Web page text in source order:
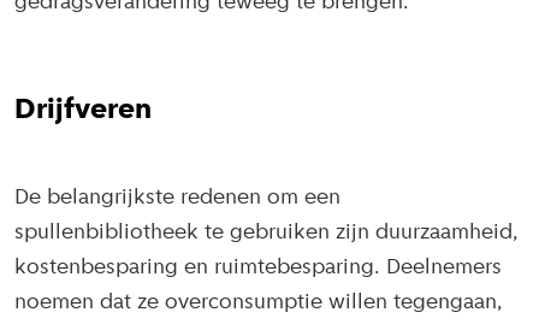
Drijfveren
De belangrijkste redenen om een
spullenbibliotheek te gebruiken zijn duurzaamheid,
kostenbesparing en ruimtebesparing. Deelnemers
noemen dat ze overconsumptie willen tegengaan,